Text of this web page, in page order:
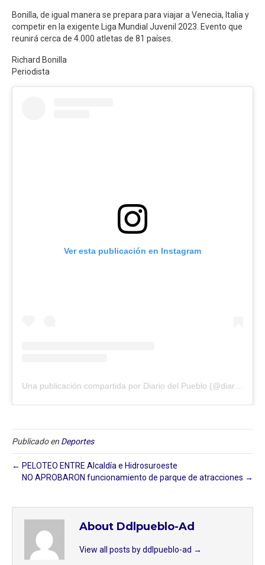
Bonilla, de igual manera se prepara para viajar a Venecia, Italia y
competir en la exigente Liga Mundial Juvenil 2023. Evento que
reunirá cerca de 4.000 atletas de 81 países.
Richard Bonilla
Periodista
Ver esta publicación en Instagram
Publicado en Deportes
← PELOTEO ENTRE Alcaldía e Hidrosuroeste
NO APROBARON funcionamiento de parque de atracciones →
About Ddlpueblo-Ad
View all posts by ddlpueblo-ad →